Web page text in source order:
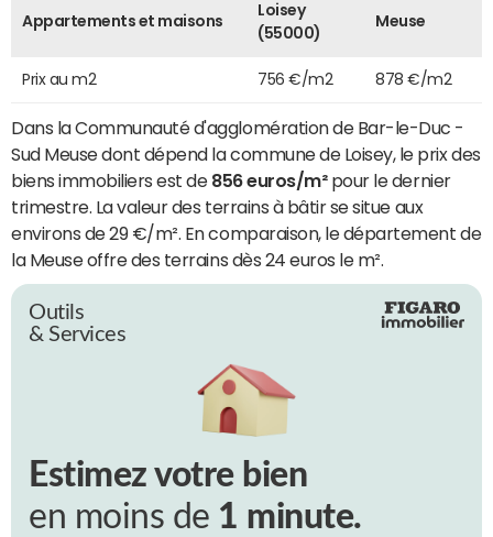
Appartements et maisons
Loisey
(55000)
Meuse
Prix au m2 756 €/m2 878 €/m2
Dans la Communauté d'agglomération de Bar-le-Duc -
Sud Meuse dont dépend la commune de Loisey, le prix des
biens immobiliers est de 856 euros/m²pour le dernier
trimestre. La valeur des terrains à bâtir se situe aux
environs de 29 €/m². En comparaison, le département de
la Meuse offre des terrains dès 24 euros le m².
Outils
& Services
Estimez votre bien
en moins de 1 minute.